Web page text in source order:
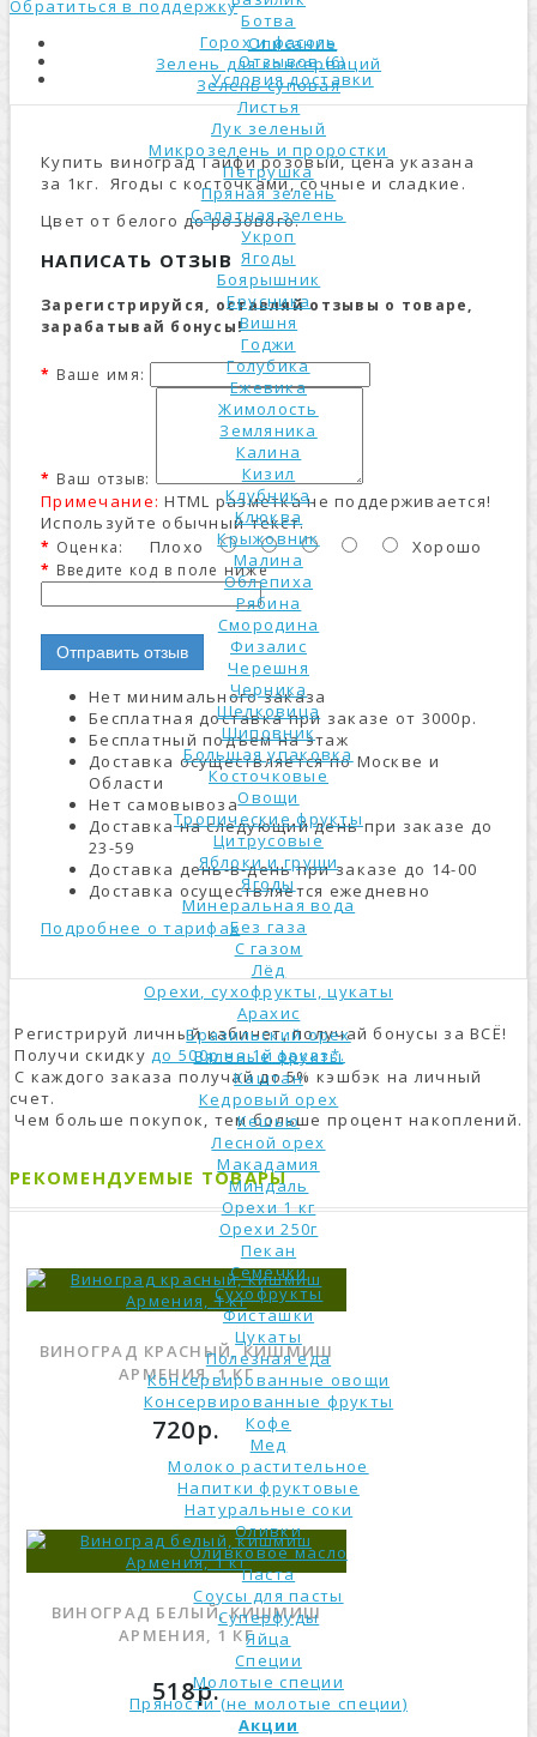
Ботва
Горох и фасоль
Зелень для консерваций
Зелень суповая
Листья
Лук зеленый
Микрозелень и проростки
Петрушка
Пряная зелень
Салатная зелень
Укроп
Ягоды
Боярышник
Брусника
Вишня
Годжи
Голубика
Ежевика
Жимолость
Земляника
Калина
Кизил
Клубника
Клюква
Крыжовник
Малина
Облепиха
Рябина
Смородина
Физалис
Черешня
Черника
Шелковица
Шиповник
Большая упаковка
Косточковые
Овощи
Тропические фрукты
Цитрусовые
Яблоки и груши
Ягоды
Минеральная вода
Без газа
С газом
Лёд
Орехи, сухофрукты, цукаты
Арахис
Бразильский орех
Вяленые фрукты
Каштан
Кедровый орех
Кешью
Лесной орех
Макадамия
Миндаль
Орехи 1 кг
Орехи 250г
Пекан
Семечки
Сухофрукты
Фисташки
Цукаты
Полезная еда
Консервированные овощи
Консервированные фрукты
Кофе
Мед
Молоко растительное
Напитки фруктовые
Натуральные соки
Оливки
Оливковое масло
Паста
Соусы для пасты
Суперфуды
Яйца
Специи
Молотые специи
Пряности (не молотые специи)
Акции
Обратиться в поддержку
Описание
Отзывов (6)
Условия доставки
Купить виноград Тайфи розовый, цена указана
за 1кг. Ягоды с косточками, сочные и сладкие.
Цвет от белого до розового.
НАПИСАТЬ ОТЗЫВ
Зарегистрируйся, оставляй отзывы о товаре,
зарабатывай бонусы!
Ваше имя:
Ваш отзыв:
Примечание: HTML разметка не поддерживается!
Используйте обычный текст.
Оценка: Плохо Хорошо
Введите код в поле ниже
Отправить отзыв
Нет минимального заказа
Бесплатная доставка при заказе от 3000р.
Бесплатный подъем на этаж
Доставка осуществляется по Москве и
Области
Нет самовывоза
Доставка на следующий день при заказе до
23-59
Доставка день-в-день при заказе до 14-00
Доставка осуществляется ежедневно
Подробнее о тарифах
Регистрируй личный кабинет, получай бонусы за ВСЁ!
Получи скидкудо 500р на 1й заказ*.
С каждого заказа получай до 5% кэшбэк на личный
счет.
Чем больше покупок, тем больше процент накоплений.
РЕКОМЕНДУЕМЫЕ ТОВАРЫ
ВИНОГРАД КРАСНЫЙ, КИШМИШ
АРМЕНИЯ, 1 КГ
720р.
ВИНОГРАД БЕЛЫЙ, КИШМИШ
АРМЕНИЯ, 1 КГ
518р.